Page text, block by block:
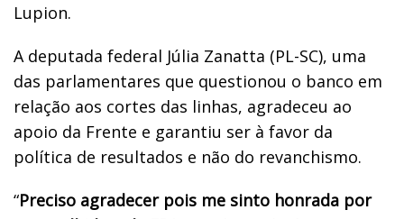
Lupion.
A deputada federal Júlia Zanatta (PL-SC), uma
das parlamentares que questionou o banco em
relação aos cortes das linhas, agradeceu ao
apoio da Frente e garantiu ser à favor da
política de resultados e não do revanchismo.
“Preciso agradecer pois me sinto honrada por